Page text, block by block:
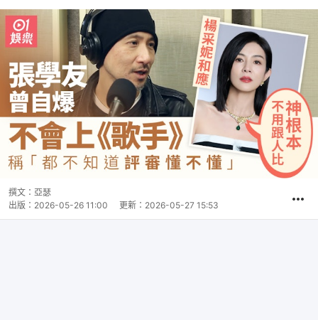
撰文： 亞瑟
出版： 2026-05-26 11:00 更新： 2026-05-27 15:53